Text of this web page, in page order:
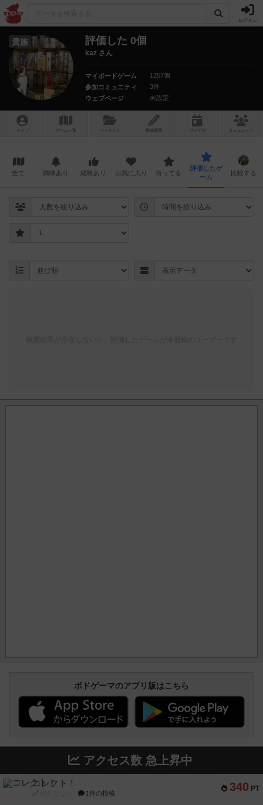
ログイン
貴族 評価した 0個
kaz さん
マイボードゲーム
1257個
参加コミュニティ
3件
ウェブページ
未設定
トップ ゲーム一覧 マイリスト 投稿履歴 ボ ドゲ コミュニティ
全て 興味あり 経験あり お気に入り 持ってる
評価したゲ
ーム
比較する
ボドゲーマのアプリ版はこちら
アクセス数 急上昇中
340 PT
コレクト！
1件の投稿